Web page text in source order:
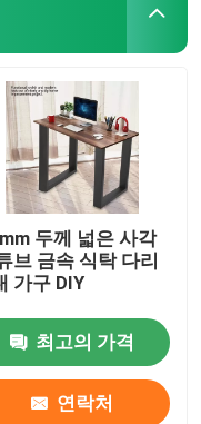
두께 넓은 사각
브 금속 식탁 다리
가구 DIY
최고의 가격
연락처